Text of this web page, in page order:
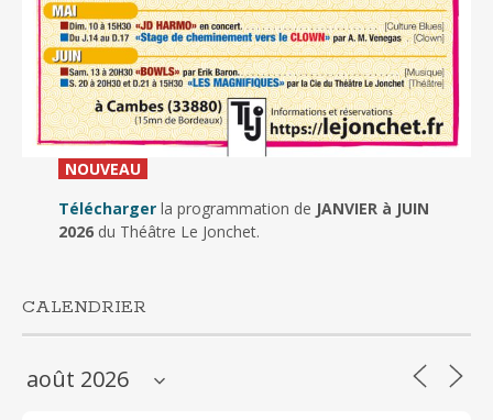
NOUVEAU_
Télécharger la programmation de JANVIER à JUIN
2026du Théâtre Le Jonchet.
CALENDRIER